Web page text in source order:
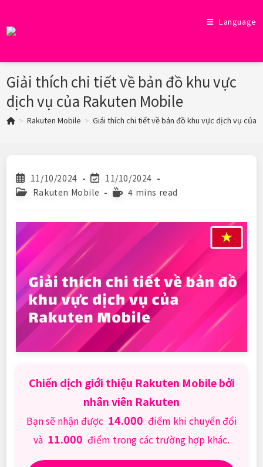
content
Language
Giải thích chi tiết về bản đồ khu vực
dịch vụ của Rakuten Mobile
> Rakuten Mobile > Giải thích chi tiết về bản đồ khu vực dịch vụ của
Post
published:
11/10/2024
Post
last
modified:
11/10/2024
PostRakuten Mobile
Reading
4 mins read
Chiến dịch giới thiệu Rakuten Mobile bởi
nhân viên Rakuten
Bạn sẽ nhận được 14.000 điểm khi chuyển đổi
và 11.000 điểm trong các trường hợp khác.